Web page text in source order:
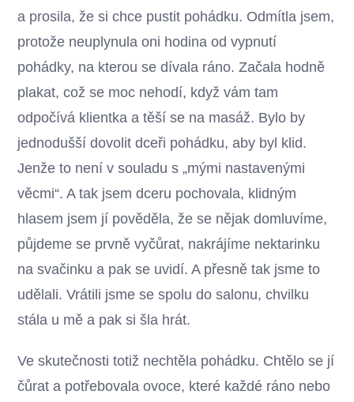
a prosila, že si chce pustit pohádku. Odmítla jsem,
protože neuplynula oni hodina od vypnutí
pohádky, na kterou se dívala ráno. Začala hodně
plakat, což se moc nehodí, když vám tam
odpočívá klientka a těší se na masáž. Bylo by
jednodušší dovolit dceři pohádku, aby byl klid.
Jenže to není v souladu s „mými nastavenými
věcmi“. A tak jsem dceru pochovala, klidným
hlasem jsem jí pověděla, že se nějak domluvíme,
půjdeme se prvně vyčůrat, nakrájíme nektarinku
na svačinku a pak se uvidí. A přesně tak jsme to
udělali. Vrátili jsme se spolu do salonu, chvilku
stála u mě a pak si šla hrát.
Ve skutečnosti totiž nechtěla pohádku. Chtělo se jí
čůrat a potřebovala ovoce, které každé ráno nebo